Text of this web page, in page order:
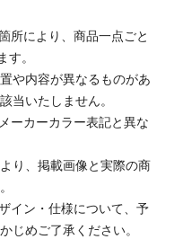
所により、商品一点ごと
。
や内容が異なるものがあ
当いたしません。
ーカーカラー表記と異な
り、掲載画像と実際の商
イン・仕様について、予
じめご了承ください。